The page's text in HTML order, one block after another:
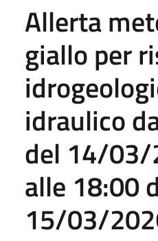
Allerta
giallo per
idraulico
del 14/
alle 18:00
15/03/